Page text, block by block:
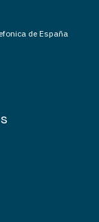
de España